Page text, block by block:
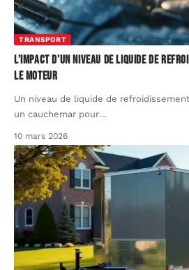
TRANSPORT
L’impact d’un niveau de liquide de
le moteur
Un niveau de liquide de
un cauchemar pour…
10 mars 2026